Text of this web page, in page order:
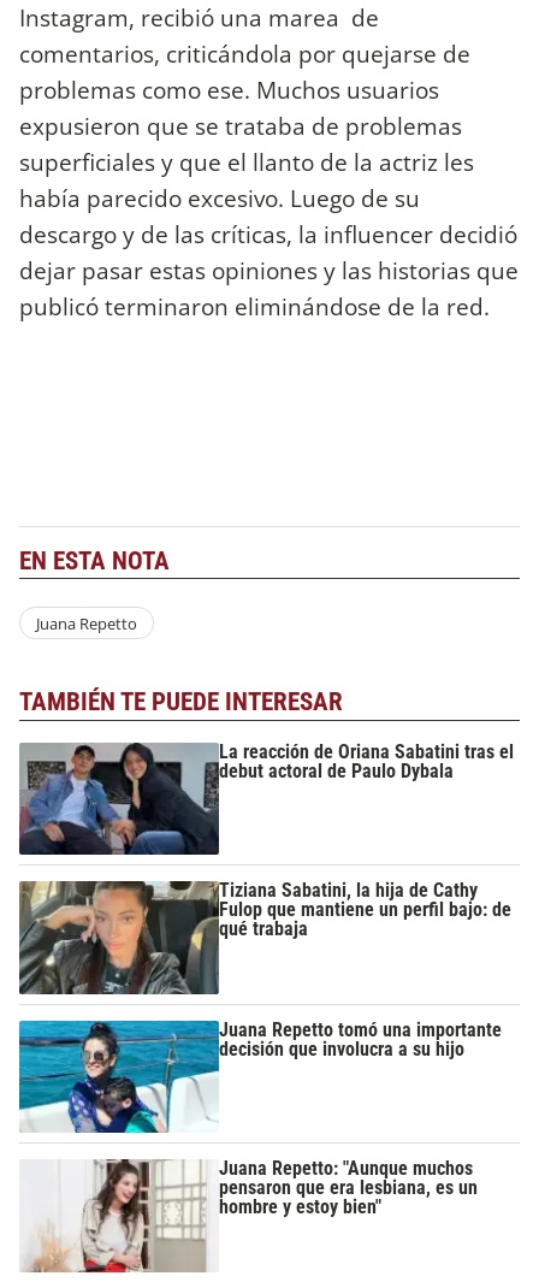
Instagram, recibió una marea de
comentarios, criticándola por quejarse de
problemas como ese. Muchos usuarios
expusieron que se trataba de problemas
superficiales y que el llanto de la actriz les
había parecido excesivo. Luego de su
descargo y de las críticas, la influencer decidió
dejar pasar estas opiniones y las historias que
publicó terminaron eliminándose de la red.
EN ESTA NOTA
Juana Repetto
TAMBIÉN TE PUEDE INTERESAR
La reacción de Oriana Sabatini tras el
debut actoral de Paulo Dybala
Tiziana Sabatini, la hija de Cathy
Fulop que mantiene un perfil bajo: de
qué trabaja
Juana Repetto tomó una importante
decisión que involucra a su hijo
Juana Repetto: "Aunque muchos
pensaron que era lesbiana, es un
hombre y estoy bien"